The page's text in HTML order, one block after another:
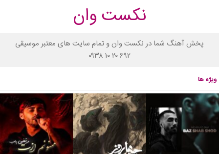
نکست وان
پخش آهنگ شما در نکست وان و تمام سایت های معتبر موسیقی
۰۹۳۸ ۱۰ ۲۰ ۶۹۲
ویژه ها